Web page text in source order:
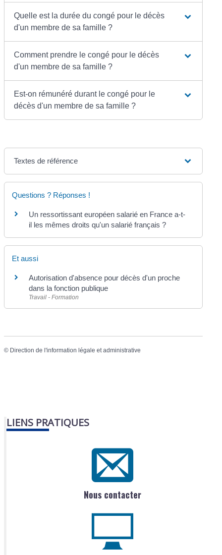
Quelle est la durée du congé pour le décès
d'un membre de sa famille ?
Comment prendre le congé pour le décès
d'un membre de sa famille ?
Est-on rémunéré durant le congé pour le
décès d'un membre de sa famille ?
Textes de référence
Questions ? Réponses !
Un ressortissant européen salarié en France a-t-
il les mêmes droits qu'un salarié français ?
Et aussi
Autorisation d'absence pour décès d'un proche
dans la fonction publique
Travail - Formation
© Direction de l'information légale et administrative
LIENS PRATIQUES
Nous contacter